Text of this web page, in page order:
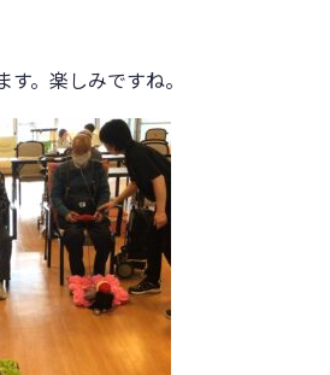
。楽しみですね。